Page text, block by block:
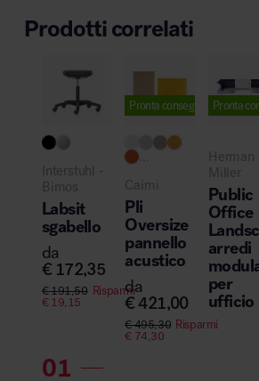
Prodotti correlati
Interstuhl -
Bimos
Labsit
sgabello
da
€ 172,35
€191,50 Risparmi
€19,15
Pronta consegna
Caimi
Pli
Oversize
pannello
acustico
da
€ 421,00
€495,30 Risparmi
€74,30
Pronta
Herman
Miller
Public
Office
arredi
per
ufficio